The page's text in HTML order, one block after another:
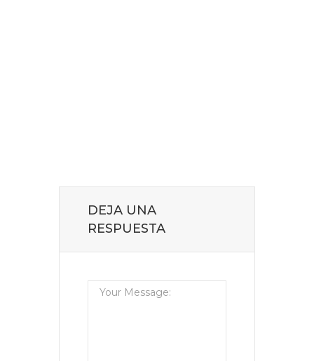
DEJA UNA
RESPUESTA